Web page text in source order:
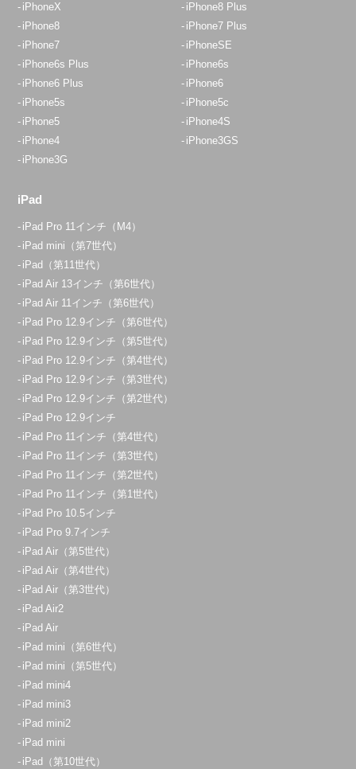
iPhoneX
iPhone8 Plus
iPhone8
iPhone7 Plus
iPhone7
iPhoneSE
iPhone6s Plus
iPhone6s
iPhone6 Plus
iPhone6
iPhone5s
iPhone5c
iPhone5
iPhone4S
iPhone4
iPhone3GS
iPhone3G
iPad
iPad Pro 11インチ（M4）
iPad mini（第7世代）
iPad（第11世代）
iPad Air 13インチ（第6世代）
iPad Air 11インチ（第6世代）
iPad Pro 12.9インチ（第6世代）
iPad Pro 12.9インチ（第5世代）
iPad Pro 12.9インチ（第4世代）
iPad Pro 12.9インチ（第3世代）
iPad Pro 12.9インチ（第2世代）
iPad Pro 12.9インチ
iPad Pro 11インチ（第4世代）
iPad Pro 11インチ（第3世代）
iPad Pro 11インチ（第2世代）
iPad Pro 11インチ（第1世代）
iPad Pro 10.5インチ
iPad Pro 9.7インチ
iPad Air（第5世代）
iPad Air（第4世代）
iPad Air（第3世代）
iPad Air2
iPad Air
iPad mini（第6世代）
iPad mini（第5世代）
iPad mini4
iPad mini3
iPad mini2
iPad mini
iPad（第10世代）